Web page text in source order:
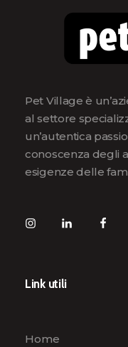
Pet Village è
al settore
un’autentica
conoscenza degli
esigenze delle
Link utili
Home